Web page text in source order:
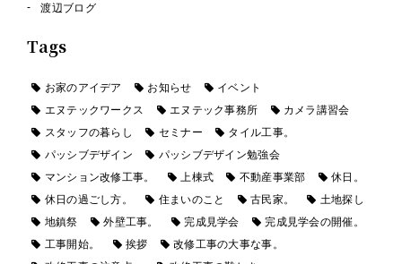
渡辺ブログ
Tags
お家のアイデア お知らせ
イベント
エヌテックワークス
エヌテック事務所
カメラ講習会
スタッフの暮らし
セミナー
タイル工事。
パッシブデザイン
パッシブデザイン勉強会
マンション改修工事。
上棟式 不動産事業部
休日。
休日の過ごし方。
住まいのこと 古民家。
土地探し
地鎮祭
外壁工事。 完成見学会
完成見学会の開催。
工事開始。
挨拶
改修工事の大事な事。